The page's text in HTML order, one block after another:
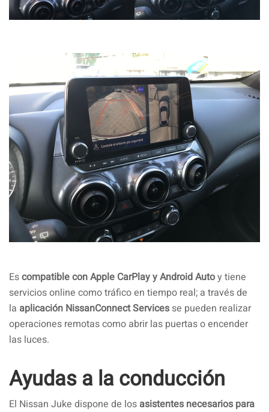
Escompatible con Apple CarPlay y Android Autoy tiene
servicios online como tráfico en tiempo real; a través de
la aplicación NissanConnect Services se pueden realizar
operaciones remotas como abrir las puertas o encender
las luces.
Ayudas a la conducción
El Nissan Juke dispone de los asistentes necesarios para